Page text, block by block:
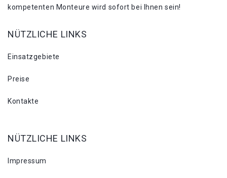
kompetenten Monteure wird sofort bei Ihnen sein!
NÜTZLICHE LINKS
Einsatzgebiete
Preise
Kontakte
NÜTZLICHE LINKS
Impressum